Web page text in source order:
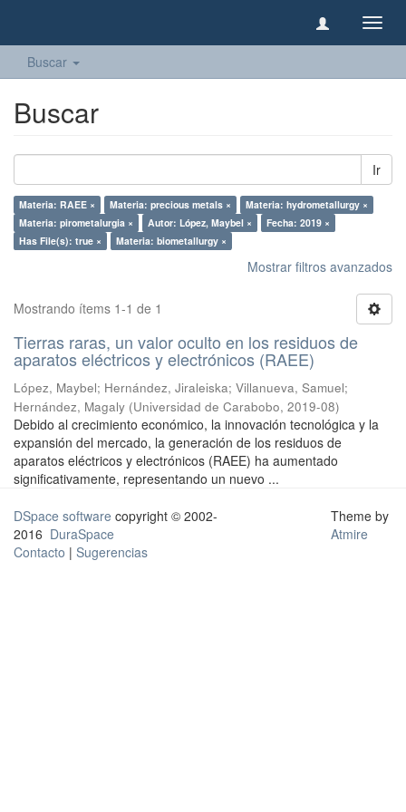
Buscar
Buscar
Ir
Materia: RAEE × Materia: precious metals ×
Materia: hydrometallurgy ×
Materia: pirometalurgia ×
Autor: López, Maybel ×
Fecha: 2019 ×
Has File(s): true ×
Materia: biometallurgy ×
Mostrar filtros avanzados
Mostrando ítems 1-1 de 1
Tierras raras, un valor oculto en los residuos de
aparatos eléctricos y electrónicos (RAEE)
López, Maybel; Hernández, Jiraleiska; Villanueva, Samuel;
Hernández, Magaly (Universidad de Carabobo, 2019-08)
Debido al crecimiento económico, la innovación tecnológica y la
expansión del mercado, la generación de los residuos de
aparatos eléctricos y electrónicos (RAEE) ha aumentado
significativamente, representando un nuevo ...
DSpace software copyright © 2002-
2016 DuraSpace
Contacto | Sugerencias
Theme by
Atmire